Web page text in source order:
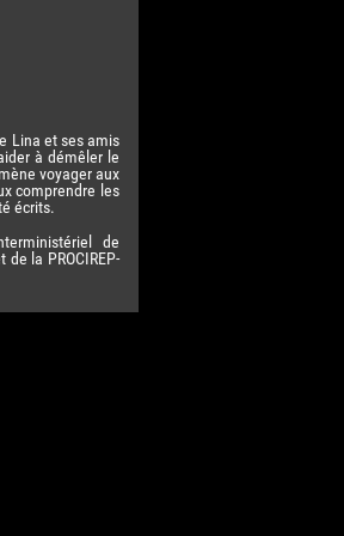
Lina et ses amis
à démêler le
voyager aux
comprendre les
écrits.
de
la PROCIREP-